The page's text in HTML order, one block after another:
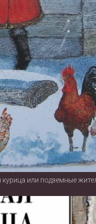
курица или подземные